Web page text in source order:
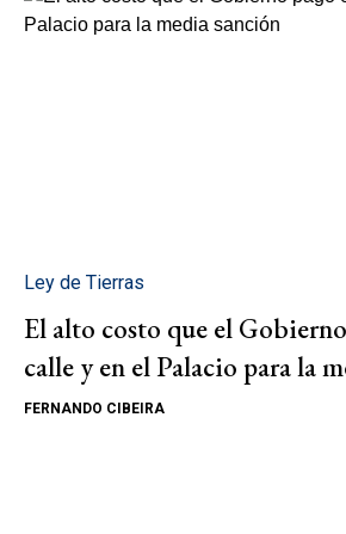
Ley de Tierras
El alto costo que el
calle y en el Palacio para la
FERNANDO CIBEIRA